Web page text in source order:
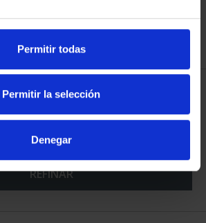
Permitir todas
Permitir la selección
Denegar
registrados
REFINAR